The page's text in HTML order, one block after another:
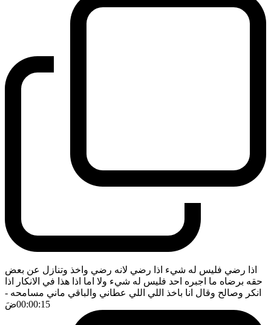
اذا رضي فليس له شيء اذا رضي لانه رضي واخذ وتنازل عن بعض
حقه برضاه ما اجبره احد فليس له شيء ولا اما اذا هذا في الانكار اذا
انكر وصالح وقال انا باخذ اللي اللي عطاني والباقي ماني مسامحه -
00:00:15ضَ